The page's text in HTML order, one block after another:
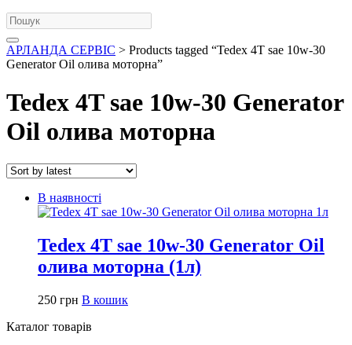
АРЛАНДА СЕРВІС > Products tagged “Tedex 4T sae 10w-30
Generator Oil олива моторна”
Tedex 4T sae 10w-30 Generator
Oil олива моторна
В наявності
Tedex 4T sae 10w-30 Generator Oil
олива моторна (1л)
250 грн В кошик
Каталог товарів